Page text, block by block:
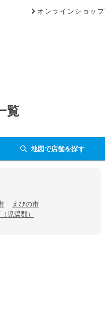
オンラインショップ
覧
地図で店舗を探す
えびの市
児湯郡）